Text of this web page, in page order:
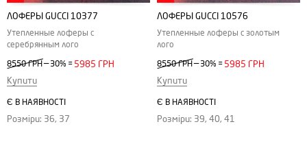
ЛОФЕРЫ GUCCI 10377
Утепленные лоферы с
серебрянным лого
8550 ГРН — 30% = 5985 ГРН
Купити
Є В НАЯВНОСТІ
Розміри: 36, 37
ЛОФЕРЫ GUCCI 10576
Утепленные лоферы с золотым
лого
8550 ГРН — 30% = 5985 ГРН
Купити
Є В НАЯВНОСТІ
Розміри: 39, 40, 41